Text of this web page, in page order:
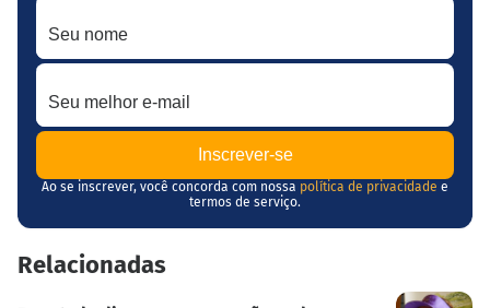
Seu melhor e-mail
Ao se inscrever, você concorda com nossa política de privacidade e
termos de serviço.
Relacionadas